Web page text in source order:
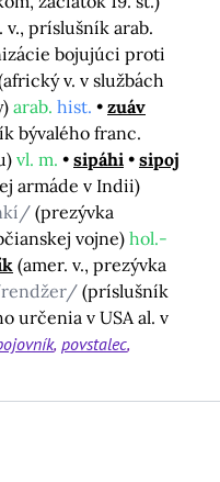
v., príslušník arab.
bojujúci proti
v. v službách
arab. hist.
zuáv
bývalého franc.
vl. m. sipáhi
sipoj
armáde v Indii)
(prezývka
vojne) hol.-
(amer. v., prezývka
(príslušník
určenia v USA al. v
povstalec